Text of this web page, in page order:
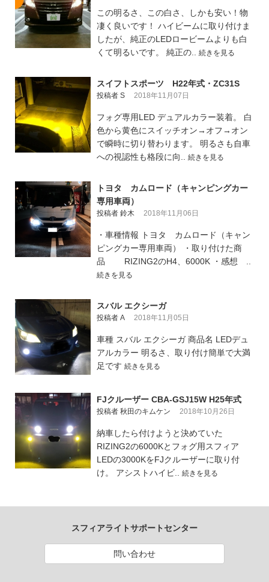
この明るさ、この白さ、しかも安い！物
凄く良いです！ ハイビームに取り付けま
したが、純正のLEDロービームよりも白
くて明るいです。 純正の.. 続きを見る
スイフトスポーツ H22年式・ZC31S
投稿者 S 2018年11月07日
フォグ専用LED デュアルカラー装着。 白
色から黄色にスイッチオン→オフ→オン
で瞬時に切り替わります。 明るさも自車
への視認性も格段に向.. 続きを見る
トヨタ カムロード（キャンピングカー
専用車両）
投稿者 鈴木 2018年11月06日
・車種情報 トヨタ カムロード（キャン
ピングカー専用車両） ・取り付けた商
品 RIZING2のH4、6000K ・感想 ..
続きを見る
スバル エクシーガ
投稿者 A 2018年11月05日
車種 スバル エクシーガ 商品名 LEDデュ
アルカラー 明るさ、取り付け簡単で大満
足です 続きを見る
FJクルーザー CBA-GSJ15W H25年式
投稿者 秋田のキムケン 2018年10月26日
納車したら付けようと決めていた
RIZING2の6000Kとフォグ用スフィア
LEDの3000KをFJクルーザーに取り付
け。 アシストハイビ.. 続きを見る
スフィアライトサポートセンター
問い合わせ